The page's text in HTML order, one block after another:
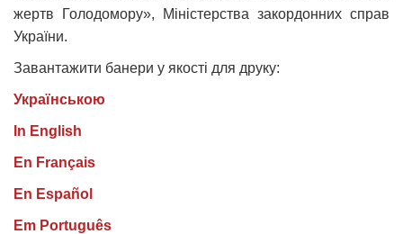
жертв Голодомору», Міністерства закордонних справ
України.
Завантажити банери у якості для друку:
Українською
In English
En Français
En Español
Em Português